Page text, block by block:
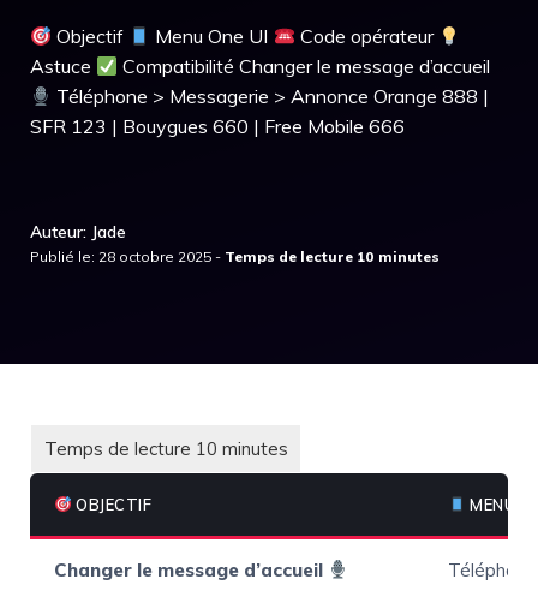
Objectif Menu One UI
Code opérateur
Astuce
Compatibilité Changer le message d’accueil
Téléphone > Messagerie > Annonce Orange 888 |
SFR 123 | Bouygues 660 | Free Mobile 666
Auteur: Jade
Publié le: 28 octobre 2025 -
OBJECTIF MENU
Changer le message d’accueil